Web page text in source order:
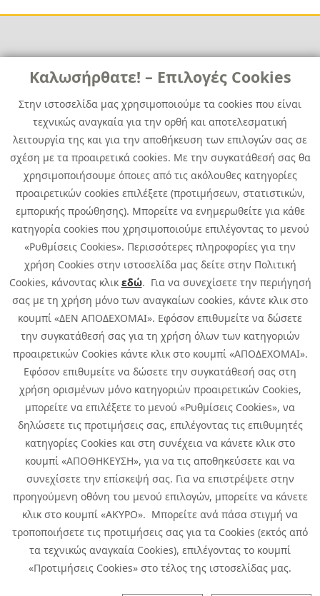
Καλωσήρθατε! – Επιλογές Cookies
Στην ιστοσελίδα μας χρησιμοποιούμε τα cookies που είναι
τεχνικώς αναγκαία για την ορθή και αποτελεσματική
λειτουργία της και για την αποθήκευση των επιλογών σας σε
σχέση με τα προαιρετικά cookies. Με την συγκατάθεσή σας θα
χρησιμοποιήσουμε όποιες από τις ακόλουθες κατηγορίες
προαιρετικών cookies επιλέξετε (προτιμήσεων, στατιστικών,
εμπορικής προώθησης). Μπορείτε να ενημερωθείτε για κάθε
κατηγορία cookies που χρησιμοποιούμε επιλέγοντας το μενού
«Ρυθμίσεις Cookies». Περισσότερες πληροφορίες για την
χρήση Cookies στην ιστοσελίδα μας δείτε στην Πολιτική
Cookies, κάνοντας κλικ εδώ. Για να συνεχίσετε την περιήγησή
σας με τη χρήση μόνο των αναγκαίων cookies, κάντε κλικ στο
κουμπί «ΔΕΝ ΑΠΟΔΕΧΟΜΑΙ». Εφόσον επιθυμείτε να δώσετε
την συγκατάθεσή σας για τη χρήση όλων των κατηγοριών
προαιρετικών Cookies κάντε κλικ στο κουμπί «ΑΠΟΔΕΧΟΜΑΙ».
Εφόσον επιθυμείτε να δώσετε την συγκατάθεσή σας στη
χρήση ορισμένων μόνο κατηγοριών προαιρετικών Cookies,
μπορείτε να επιλέξετε το μενού «Ρυθμίσεις Cookies», να
δηλώσετε τις προτιμήσεις σας, επιλέγοντας τις επιθυμητές
κατηγορίες Cookies και στη συνέχεια να κάνετε κλικ στο
κουμπί «ΑΠΟΘΗΚΕΥΣΗ», για να τις αποθηκεύσετε και να
συνεχίσετε την επίσκεψή σας. Για να επιστρέψετε στην
προηγούμενη οθόνη του μενού επιλογών, μπορείτε να κάνετε
κλικ στο κουμπί «ΑΚΥΡΟ». Μπορείτε ανά πάσα στιγμή να
τροποποιήσετε τις προτιμήσεις σας για τα Cookies (εκτός από
τα τεχνικώς αναγκαία Cookies), επιλέγοντας το κουμπί
«Προτιμήσεις Cookies» στο τέλος της ιστοσελίδας μας.
Χρήσιμα
News
Media Kit
Career
Quest Group
Copyright © 2026 Infoquest.gr All Rights Reserved.
Cookies Policy Cookies Preferences |
Privacy Policy: To learn more about the processing of personal data